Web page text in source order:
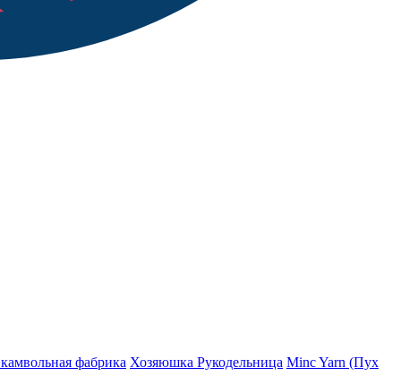
фабрика Хозяюшка Рукодельница Minc Yarn (Пух